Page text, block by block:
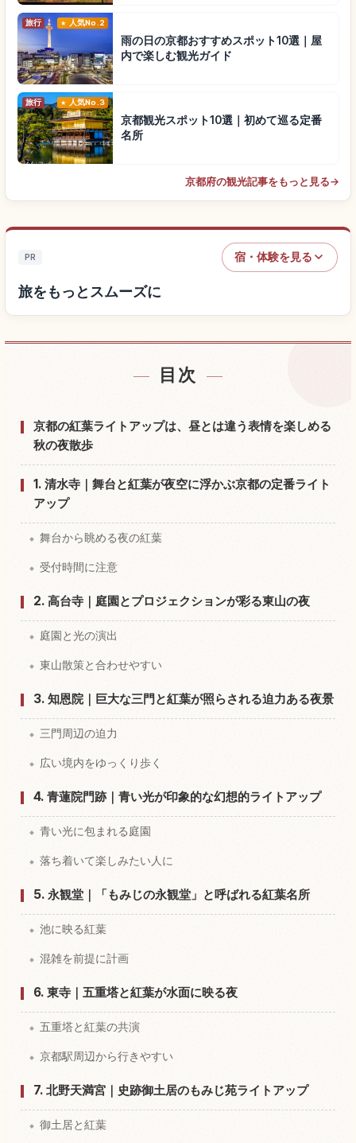
旅行 人気No.2
雨の日の京都おすすめスポット10選｜屋
内で楽しむ観光ガイド
旅行 人気No.3
京都観光スポット10選｜初めて巡る定番
名所
京都府の観光記事をもっと見る→
PR 宿・体験を見る
旅をもっとスムーズに
宿を探す
体験を探す ↗
目次
京都の紅葉ライトアップは、昼とは違う表情を楽しめる
秋の夜散歩
1. 清水寺｜舞台と紅葉が夜空に浮かぶ京都の定番ライト
アップ
舞台から眺める夜の紅葉
受付時間に注意
2. 高台寺｜庭園とプロジェクションが彩る東山の夜
庭園と光の演出
東山散策と合わせやすい
3. 知恩院｜巨大な三門と紅葉が照らされる迫力ある夜景
三門周辺の迫力
広い境内をゆっくり歩く
4. 青蓮院門跡｜青い光が印象的な幻想的ライトアップ
青い光に包まれる庭園
落ち着いて楽しみたい人に
5. 永観堂｜「もみじの永観堂」と呼ばれる紅葉名所
池に映る紅葉
混雑を前提に計画
6. 東寺｜五重塔と紅葉が水面に映る夜
五重塔と紅葉の共演
京都駅周辺から行きやすい
7. 北野天満宮｜史跡御土居のもみじ苑ライトアップ
御土居と紅葉